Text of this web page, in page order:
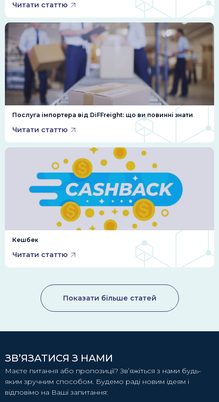
Читати статтю
Послуга імпортера від DiFFreight: що ви повинні знати
Читати статтю
Кешбек
Читати статтю
Показати більше статей
ЗВ’ЯЗАТИСЯ З НАМИ
Маєте питання або пропозиції? Зв’яжіться з нами будь-
яким зручним способом. Будемо раді новим ідеям і
відповімо на Ваші запитання: